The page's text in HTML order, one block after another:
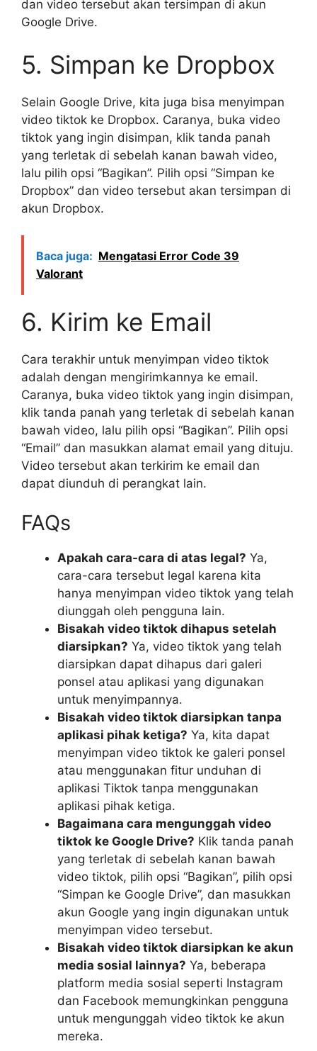
dan video tersebut akan tersimpan di akun
Google Drive.
5. Simpan ke Dropbox
Selain Google Drive, kita juga bisa menyimpan
video tiktok ke Dropbox. Caranya, buka video
tiktok yang ingin disimpan, klik tanda panah
yang terletak di sebelah kanan bawah video,
lalu pilih opsi “Bagikan”. Pilih opsi “Simpan ke
Dropbox” dan video tersebut akan tersimpan di
akun Dropbox.
Baca juga: Mengatasi Error Code 39
Valorant
6. Kirim ke Email
Cara terakhir untuk menyimpan video tiktok
adalah dengan mengirimkannya ke email.
Caranya, buka video tiktok yang ingin disimpan,
klik tanda panah yang terletak di sebelah kanan
bawah video, lalu pilih opsi “Bagikan”. Pilih opsi
“Email” dan masukkan alamat email yang dituju.
Video tersebut akan terkirim ke email dan
dapat diunduh di perangkat lain.
FAQs
Apakah cara-cara di atas legal? Ya,
cara-cara tersebut legal karena kita
hanya menyimpan video tiktok yang telah
diunggah oleh pengguna lain.
Bisakah video tiktok dihapus setelah
diarsipkan? Ya, video tiktok yang telah
diarsipkan dapat dihapus dari galeri
ponsel atau aplikasi yang digunakan
untuk menyimpannya.
Bisakah video tiktok diarsipkan tanpa
aplikasi pihak ketiga? Ya, kita dapat
menyimpan video tiktok ke galeri ponsel
atau menggunakan fitur unduhan di
aplikasi Tiktok tanpa menggunakan
aplikasi pihak ketiga.
Bagaimana cara mengunggah video
tiktok ke Google Drive? Klik tanda panah
yang terletak di sebelah kanan bawah
video tiktok, pilih opsi “Bagikan”, pilih opsi
“Simpan ke Google Drive”, dan masukkan
akun Google yang ingin digunakan untuk
menyimpan video tersebut.
Bisakah video tiktok diarsipkan ke akun
media sosial lainnya? Ya, beberapa
platform media sosial seperti Instagram
dan Facebook memungkinkan pengguna
untuk mengunggah video tiktok ke akun
mereka.